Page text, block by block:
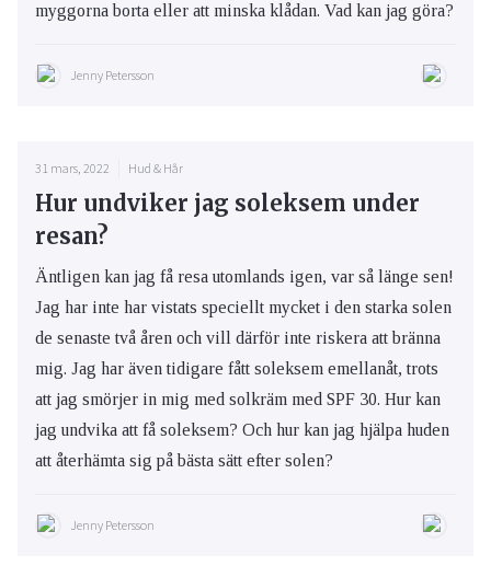
myggorna borta eller att minska klådan. Vad kan jag göra?
Jenny Petersson
31 mars, 2022 Hud & Hår
Hur undviker jag soleksem under
resan?
Äntligen kan jag få resa utomlands igen, var så länge sen!
Jag har inte har vistats speciellt mycket i den starka solen
de senaste två åren och vill därför inte riskera att bränna
mig. Jag har även tidigare fått soleksem emellanåt, trots
att jag smörjer in mig med solkräm med SPF 30. Hur kan
jag undvika att få soleksem? Och hur kan jag hjälpa huden
att återhämta sig på bästa sätt efter solen?
Jenny Petersson